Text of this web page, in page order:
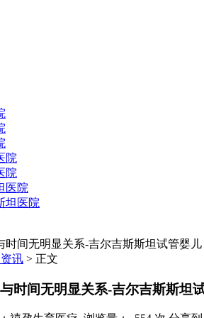
院
院
医院
坦医院
讯 > 正文
时间无明显关系-吉尔吉斯斯坦